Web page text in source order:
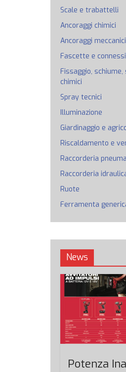
Scale e trabattelli
Ancoraggi chimici
Ancoraggi meccanici
Fascette e
Fissaggio,
chimici
Spray tecnici
Illuminazione
Giardinaggio e
Riscaldamento e
Raccorderia
Raccorderia
Ruote
Ferramenta
News
Potenza